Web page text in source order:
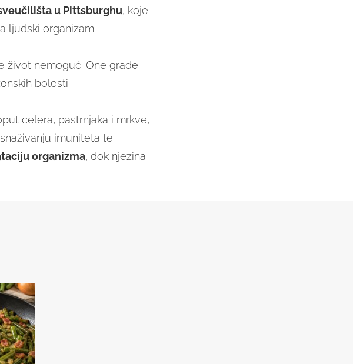
u Pittsburghu, koje
ljudski organizam.
život nemoguć. One grade
bolesti.
celera, pastrnjaka i mrkve,
imuniteta te
organizma, dok njezina